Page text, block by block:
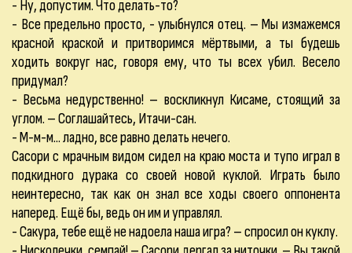
- Ну, допустим. Что делать-то?
- Все предельно просто, - улыбнулся отец. – Мы измажемся
красной краской и притворимся мёртвыми, а ты будешь
ходить вокруг нас, говоря ему, что ты всех убил. Весело
придумал?
- Весьма недурственно! – воскликнул Кисаме, стоящий за
углом. – Соглашайтесь, Итачи-сан.
- М-м-м... ладно, все равно делать нечего.
Сасори с мрачным видом сидел на краю моста и тупо играл в
подкидного дурака со своей новой куклой. Играть было
неинтересно, так как он знал все ходы своего оппонента
наперед. Ещё бы, ведь он им и управлял.
- Сакура, тебе ещё не надоела наша игра? – спросил он куклу.